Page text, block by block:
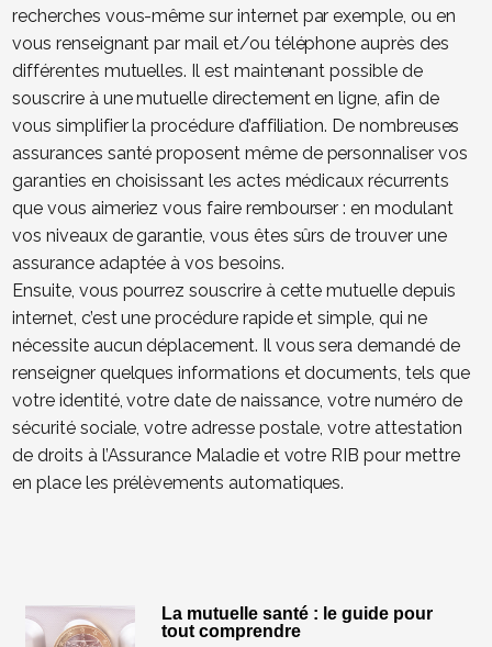
recherches vous-même sur internet par exemple, ou en
vous renseignant par mail et/ou téléphone auprès des
différentes mutuelles. Il est maintenant possible de
souscrire à une mutuelle directement en ligne, afin de
vous simplifier la procédure d’affiliation. De nombreuses
assurances santé proposent même de personnaliser vos
garanties en choisissant les actes médicaux récurrents
que vous aimeriez vous faire rembourser : en modulant
vos niveaux de garantie, vous êtes sûrs de trouver une
assurance adaptée à vos besoins.
Ensuite, vous pourrez souscrire à cette mutuelle depuis
internet, c’est une procédure rapide et simple, qui ne
nécessite aucun déplacement. Il vous sera demandé de
renseigner quelques informations et documents, tels que
votre identité, votre date de naissance, votre numéro de
sécurité sociale, votre adresse postale, votre attestation
de droits à l’Assurance Maladie et votre RIB pour mettre
en place les prélèvements automatiques.
La mutuelle santé : le guide pour
tout comprendre